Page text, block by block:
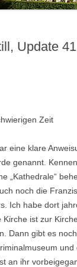
LIGHTS – DER
Update
Zeit
eine klare
genannt.
„Kathedrale“
noch die
Ich habe dort
ist zur
Dann gibt es
an ihr